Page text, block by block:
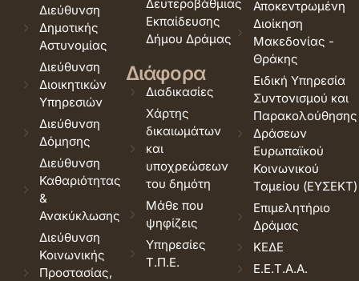
Διεύθυνση
Δημοτικής
Αστυνομίας
Διεύθυνση
Διοικητικών
Υπηρεσιών
Διεύθυνση
Δόμησης
Διεύθυνση
Καθαριότητας
&
Ανακύκλωσης
Διεύθυνση
Κοινωνικής
Προστασίας,
Δευτεροβάθμιας
Εκπαίδευσης
Δήμου Δράμας
Διάφορα
Διαδικασίες
Χάρτης
δικαιωμάτων
και
υποχρεώσεων
του δημότη
Μάθε που
ψηφίζεις
Υπηρεσίες
Τ.Π.Ε.
Αποκεντρωμένη
Διοίκηση
Μακεδονίας -
Θράκης
Ειδική Υπηρεσία
Συντονισμού και
Παρακολούθησης
Δράσεων
Ευρωπαϊκού
Κοινωνικού
Ταμείου (ΕΥΣΕΚΤ)
Επιμελητήριο
Δράμας
ΚΕΔΕ
Ε.Ε.Τ.Α.Α.